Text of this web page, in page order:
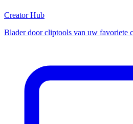
Creator Hub
Blader door cliptools van uw favoriete